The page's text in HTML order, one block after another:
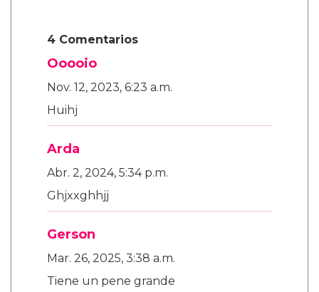
4 Comentarios
Ooooio
Nov. 12, 2023, 6:23 a.m.
Huihj
Arda
Abr. 2, 2024, 5:34 p.m.
Ghjxxghhjj
Gerson
Mar. 26, 2025, 3:38 a.m.
Tiene un pene grande